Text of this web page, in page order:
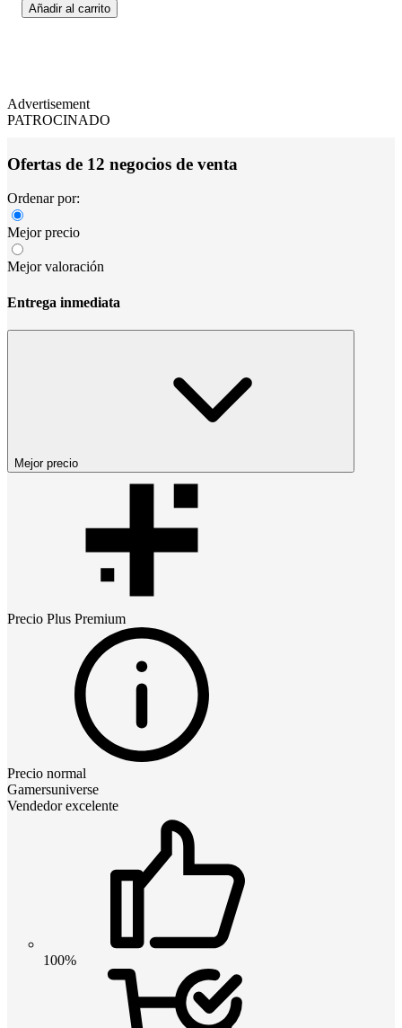
Añadir al carrito
Advertisement
PATROCINADO
Ofertas de 12 negocios de venta
Ordenar por:
Mejor precio
Mejor valoración
Entrega inmediata
Mejor precio
Precio Plus Premium
Precio normal
Gamersuniverse
Vendedor excelente
100%